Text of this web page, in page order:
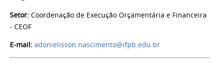
Setor: Coordenação de Execução Orçamentária e Financeira
- CEOF
E-mail: adonielisson.nascimento@ifpb.edu.br